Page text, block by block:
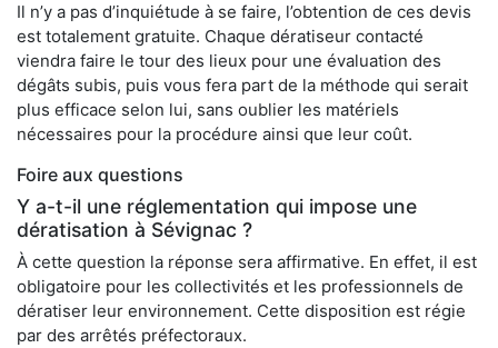
Il n’y a pas d’inquiétude à se faire, l’obtention de ces devis
est totalement gratuite. Chaque dératiseur contacté
viendra faire le tour des lieux pour une évaluation des
dégâts subis, puis vous fera part de la méthode qui serait
plus efficace selon lui, sans oublier les matériels
nécessaires pour la procédure ainsi que leur coût.
Foire aux questions
Y a-t-il une réglementation qui impose une
dératisation à Sévignac ?
À cette question la réponse sera affirmative. En effet, il est
obligatoire pour les collectivités et les professionnels de
dératiser leur environnement. Cette disposition est régie
par des arrêtés préfectoraux.